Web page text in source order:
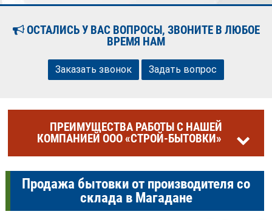
ОСТАЛИСЬ У ВАС ВОПРОСЫ, ЗВОНИТЕ В ЛЮБОЕ
ВРЕМЯ НАМ
Заказать звонок Задать вопрос
ПРЕИМУЩЕСТВА РАБОТЫ С НАШЕЙ
КОМПАНИЕЙ ООО «СТРОЙ-БЫТОВКИ»
Продажа бытовки от производителя со
склада в Магадане